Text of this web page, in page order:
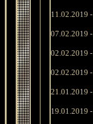
11.02.2019 -
07.02.2019 -
02.02.2019 -
02.02.2019 -
21.01.2019 -
19.01.2019 -